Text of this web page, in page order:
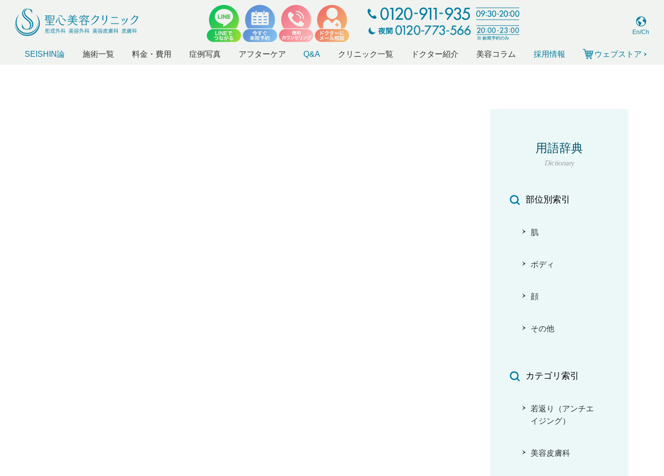
En/Ch
SEISHIN論 施術一覧 料金・費用 症例写真 アフターケア Q&A クリニック一覧 ドクター紹介 美容コラム 採用情報 ウェブストア
用語辞典
Dictionary
部位別索引
肌
ボディ
顔
その他
カテゴリ索引
若返り（アンチエ
イジング）
美容皮膚科